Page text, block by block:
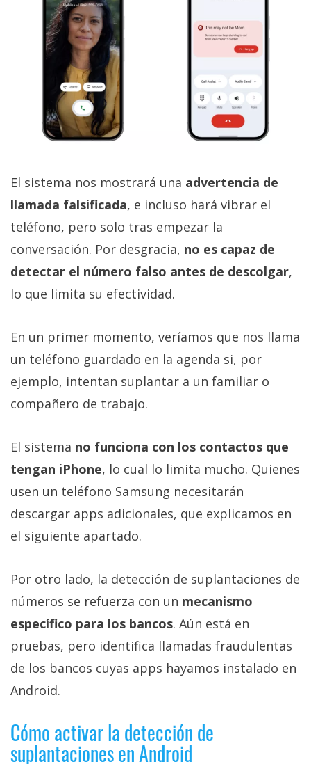
El sistema nos mostrará una advertencia de
llamada falsificada, e incluso hará vibrar el
teléfono, pero solo tras empezar la
conversación. Por desgracia, no es capaz de
detectar el número falso antes de descolgar,
lo que limita su efectividad.
En un primer momento, veríamos que nos llama
un teléfono guardado en la agenda si, por
ejemplo, intentan suplantar a un familiar o
compañero de trabajo.
El sistema no funciona con los contactos que
tengan iPhone, lo cual lo limita mucho. Quienes
usen un teléfono Samsung necesitarán
descargar apps adicionales, que explicamos en
el siguiente apartado.
Por otro lado, la detección de suplantaciones de
números se refuerza con un mecanismo
específico para los bancos. Aún está en
pruebas, pero identifica llamadas fraudulentas
de los bancos cuyas apps hayamos instalado en
Android.
Cómo activar la detección de
suplantaciones en Android